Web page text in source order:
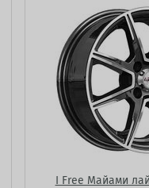
I Free Майами